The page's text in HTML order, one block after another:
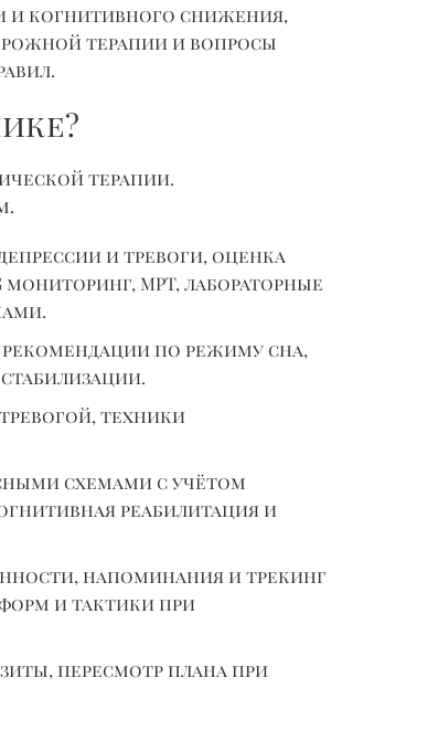
и когнитивного снижения,
терапии и вопросы
терапии.
и тревоги, оценка
МРТ, лабораторные
рекомендации по режиму сна,
техники
схемами с учётом
реабилитация и
напоминания и трекинг
и тактики при
пересмотр плана при